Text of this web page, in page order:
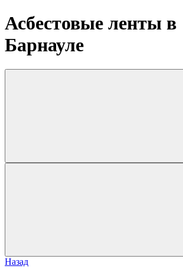
Асбестовые ленты в
Барнауле
Назад